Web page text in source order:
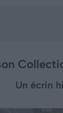
Un écrin